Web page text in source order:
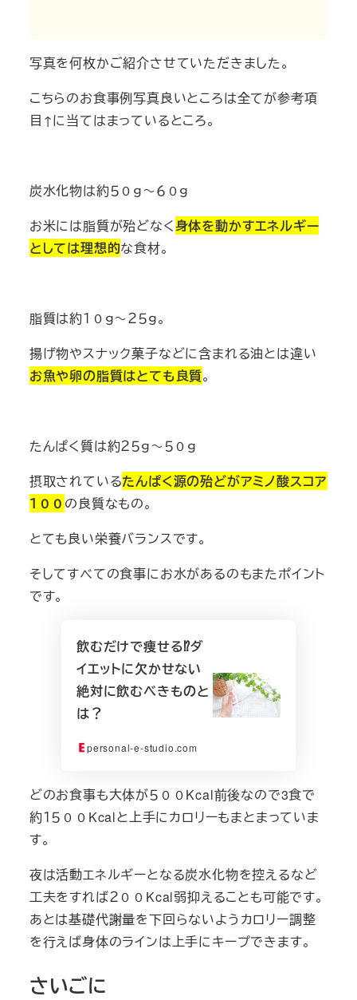
写真を何枚かご紹介させていただきました。
こちらのお食事例写真良いところは全てが参考項
目↑に当てはまっているところ。
炭水化物は約５０ｇ～６０ｇ
お米には脂質が殆どなく身体を動かすエネルギー
としては理想的な食材。
脂質は約１０ｇ～２５ｇ。
揚げ物やスナック菓子などに含まれる油とは違い
お魚や卵の脂質はとても良質。
たんぱく質は約２５ｇ～５０ｇ
摂取されているたんぱく源の殆どがアミノ酸スコア
１００ の良質なもの。
とても良い栄養バランスです。
そしてすべての食事にお水があるのもまたポイント
です。
飲むだけで痩せる⁉ダ
イエットに欠かせない
絶対に飲むべきものと
は？
personal-e-studio.com
どのお食事も大体が５００Kcal前後なので3食で
約１５００Kcalと上手にカロリーもまとまっていま
す。
夜は活動エネルギーとなる炭水化物を控えるなど
工夫をすれば２００Kcal弱抑えることも可能です。
あとは基礎代謝量を下回らないようカロリー調整
を行えば身体のラインは上手にキープできます。
さいごに